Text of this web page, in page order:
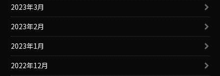
2023年3月
2023年2月
2023年1月
2022年12月